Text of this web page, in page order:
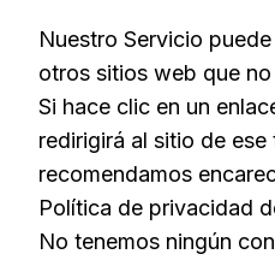
Nuestro Servicio
otros sitios web que
Si hace clic en un
redirigirá al sitio de ese
recomendamos
Política de privacidad
No tenemos ningún